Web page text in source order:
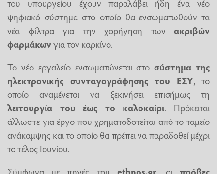
του υπουργείου έχουν παραλάβει ήδη ένα νέο
ψηφιακό σύστημα στο οποίο θα ενσωματωθούν τα
νέα φίλτρα για την χορήγηση των ακριβών
φαρμάκωνγια τον καρκίνο.
Το νέο εργαλείο ενσωματώνεται στοσύστημα της
ηλεκτρονικής συνταγογράφησης του ΕΣΥ, το
οποίο αναμένεται να ξεκινήσει επισήμως τη
λειτουργία του έως το καλοκαίρι. Πρόκειται
άλλωστε για έργο που χρηματοδοτείται από το ταμείο
ανάκαμψης και το οποίο θα πρέπει να παραδοθεί μέχρι
το τέλος Ιουνίου.
Σύμφωνα με πηγές του ethnos.gr, οιπρόβες